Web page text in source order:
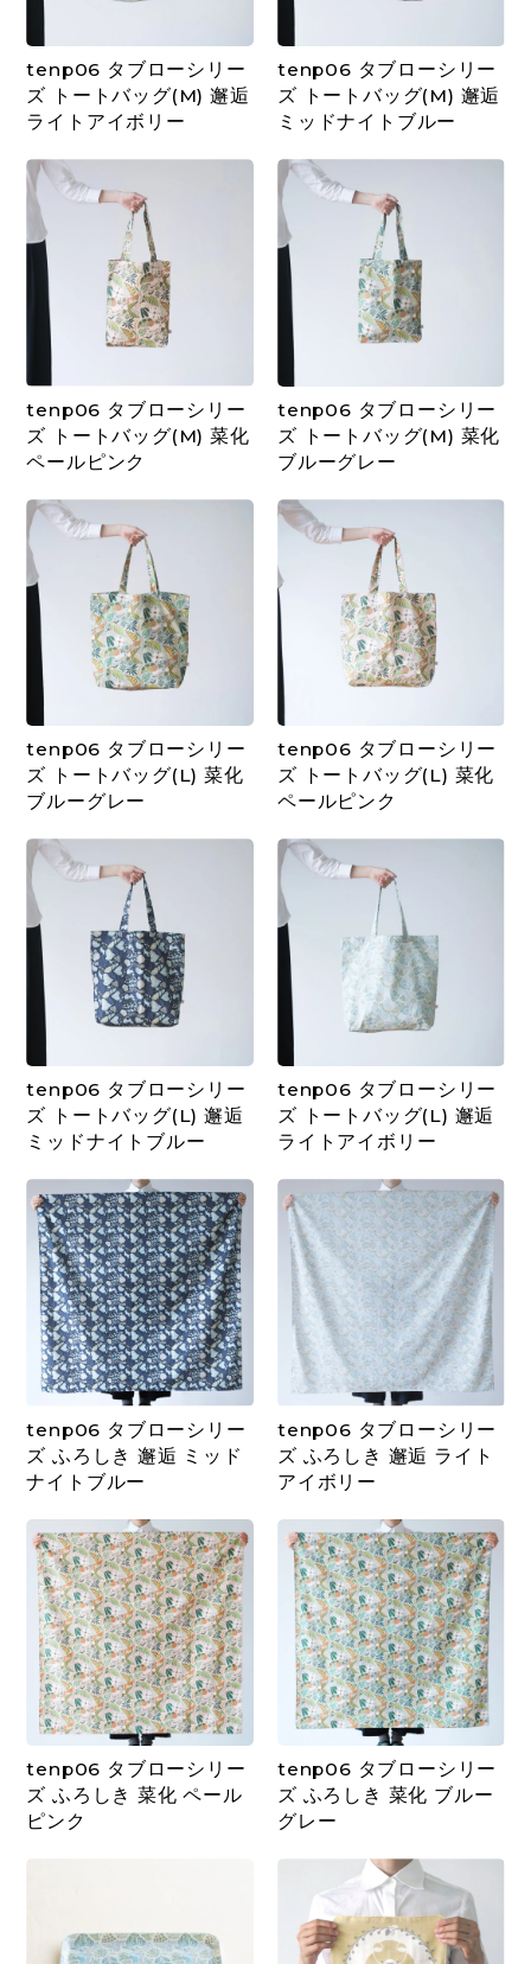
tenp06 タブローシリー
ズ トートバッグ(M) 邂逅
ライトアイボリー
tenp06 タブローシリー
ズ トートバッグ(M) 邂逅
ミッドナイトブルー
tenp06 タブローシリー
ズ トートバッグ(M) 菜化
ペールピンク
tenp06 タブローシリー
ズ トートバッグ(M) 菜化
ブルーグレー
tenp06 タブローシリー
ズ トートバッグ(L) 菜化
ブルーグレー
tenp06 タブローシリー
ズ トートバッグ(L) 菜化
ペールピンク
tenp06 タブローシリー
ズ トートバッグ(L) 邂逅
ミッドナイトブルー
tenp06 タブローシリー
ズ トートバッグ(L) 邂逅
ライトアイボリー
tenp06 タブローシリー
ズ ふろしき 邂逅 ミッド
ナイトブルー
tenp06 タブローシリー
ズ ふろしき 邂逅 ライト
アイボリー
tenp06 タブローシリー
ズ ふろしき 菜化 ペール
ピンク
tenp06 タブローシリー
ズ ふろしき 菜化 ブルー
グレー